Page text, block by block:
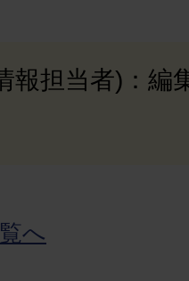
報担当者)：編
へ